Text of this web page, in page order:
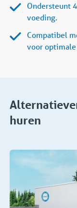
Ondersteunt
voeding.
Compatibel
voor optimale
huren